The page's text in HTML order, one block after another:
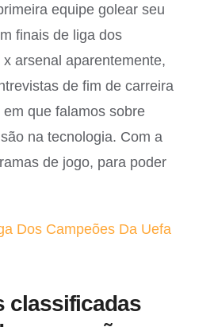
equipe golear seu
finais de liga dos
arsenal aparentemente,
de fim de carreira
que falamos sobre
na tecnologia. Com a
de jogo, para poder
Dos Campeões Da Uefa
classificadas